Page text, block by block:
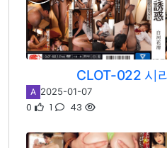
CLOT-022 시
A 2025-01-07
0 1 43